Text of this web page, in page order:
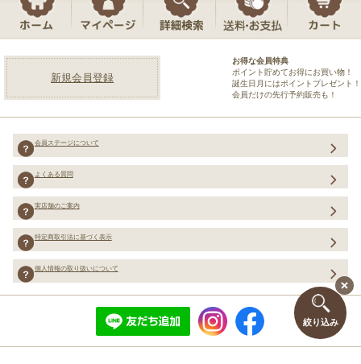
絞り込み
新規会員登録
お得な会員特典
ポイント貯めてお得にお買い物！
誕生日月にはポイントプレゼント！
会員だけの先行予約販売も！
会員ステージについて
よくある質問
実店舗のご案内
特定商取引法に基づく表示
個人情報の取り扱いについて